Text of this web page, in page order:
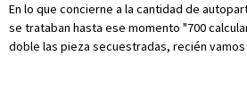
En lo que concierne a la cantidad de
se trataban hasta ese momento "700
doble las pieza secuestradas, recién